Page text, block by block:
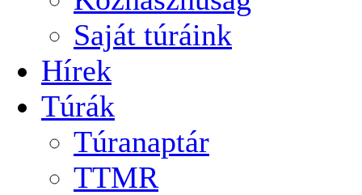
Saját túráink
Hírek
Túrák
Túranaptár
TTMR